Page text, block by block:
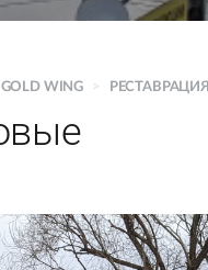
WING > РЕСТАВРАЦИЯ